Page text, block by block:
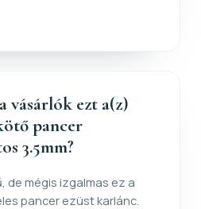
ezt a(z)
pancer
3.5mm?
de mégis izgalmas ez a
pancer ezüst karlánc.